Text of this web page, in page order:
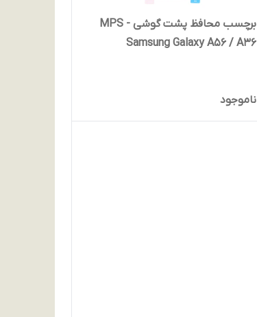
برچسب محافظ پشت گوشی MPS -
Samsung Galaxy A56 / A36
ناموجود